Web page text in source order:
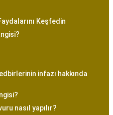
Keşfedin
infazı hakkında
nasıl yapılır?